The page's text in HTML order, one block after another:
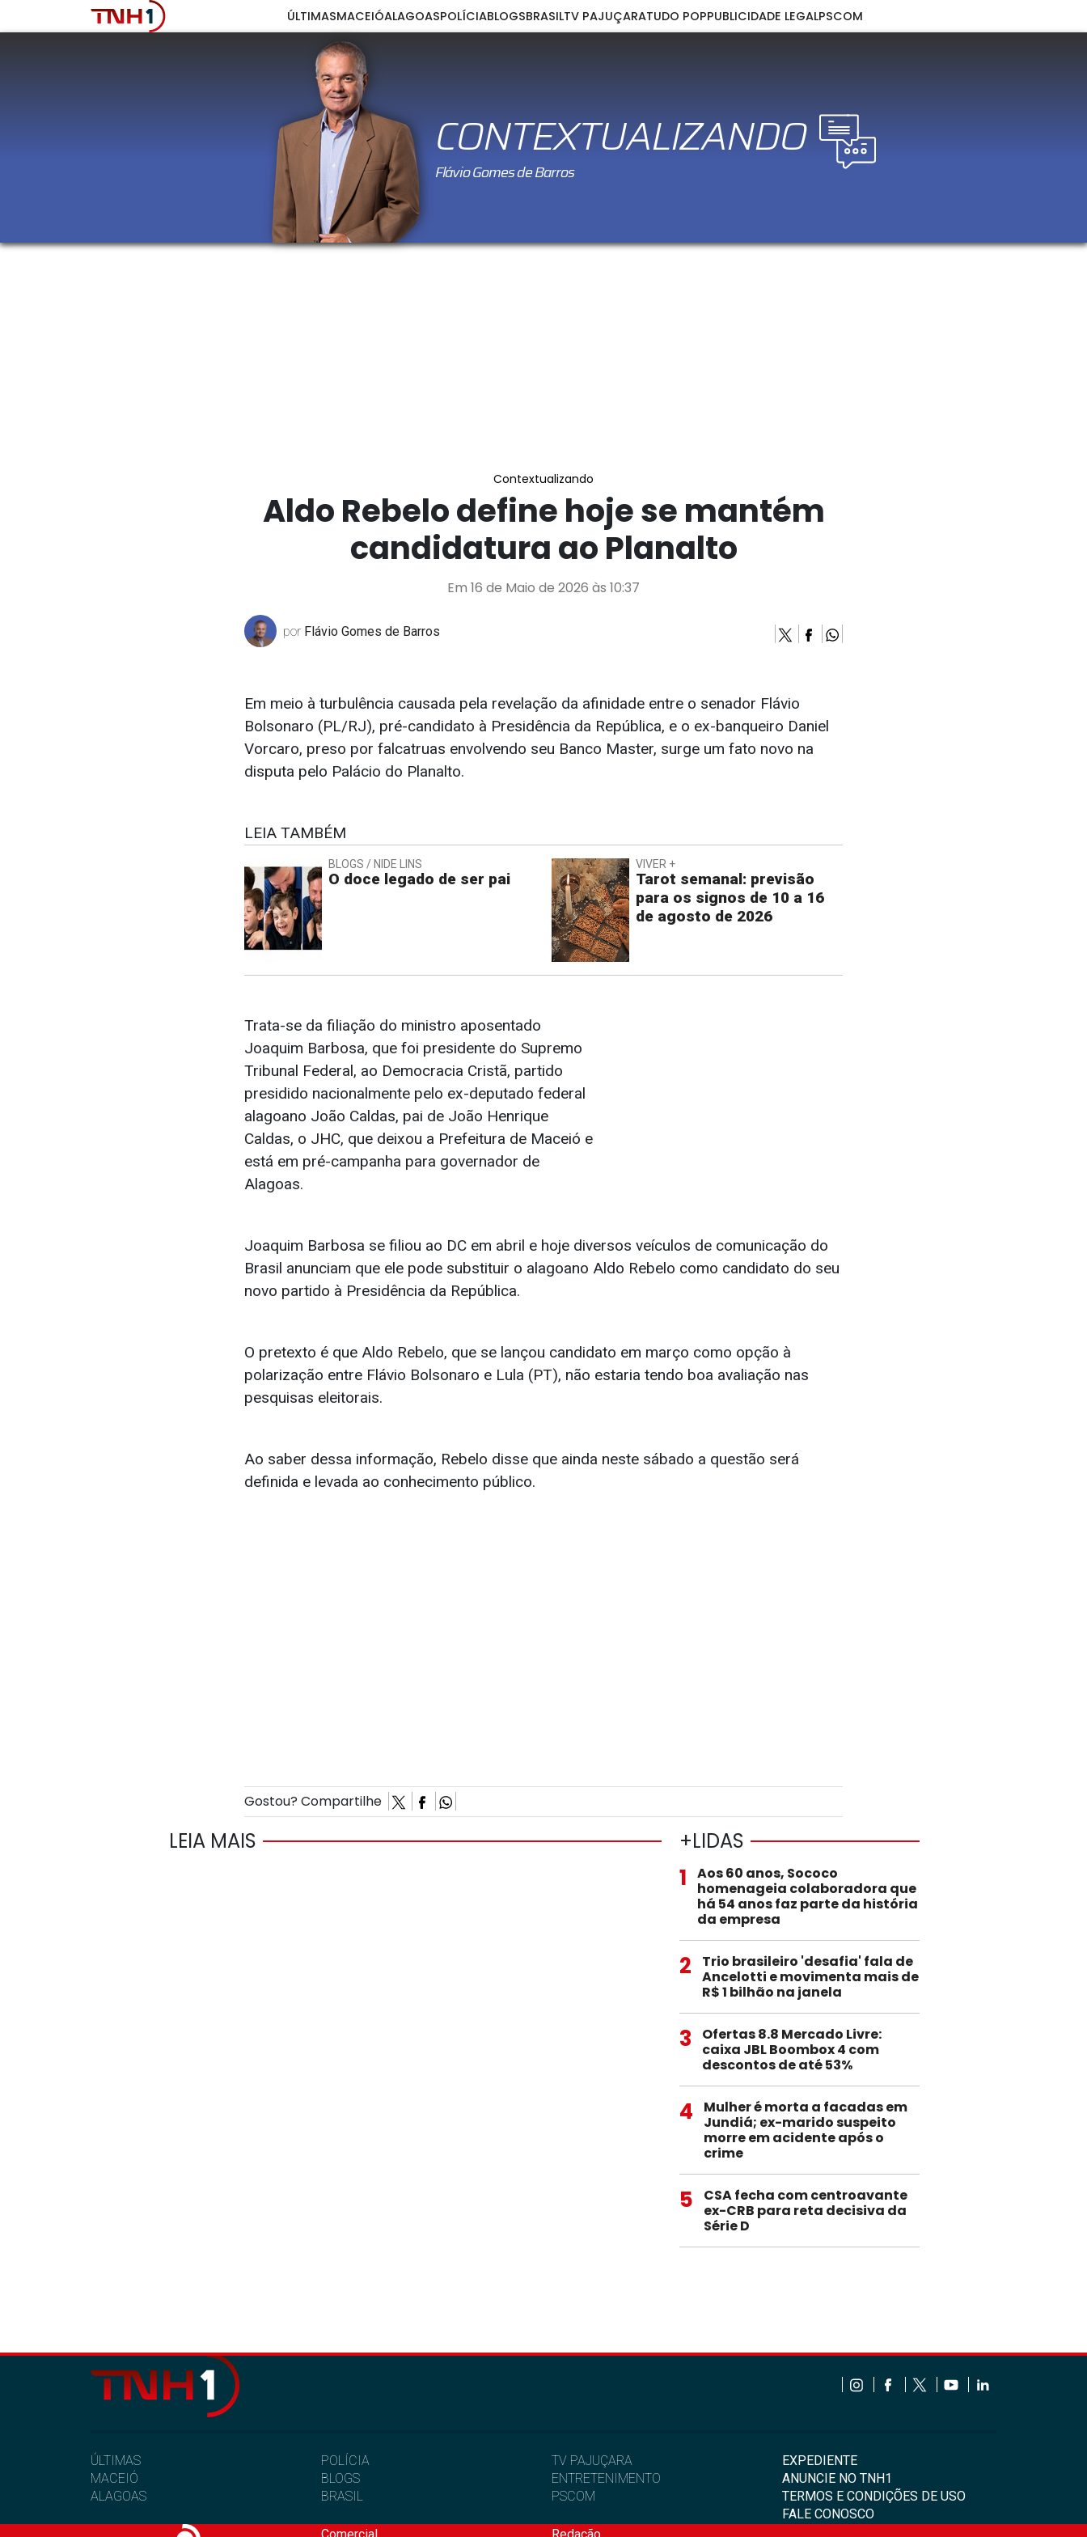
ÚLTIMASMACEIÓALAGOASPOLÍCIABLOGSBRASILTV PAJUÇARATUDO POPPUBLICIDADE LEGALPSCOM
CONTEXTUALIZANDO
Contextualizando
Aldo Rebelo define hoje se mantém
candidatura ao Planalto
Em 16 de Maio de 2026 às 10:37
por Flávio Gomes de Barros
Em meio à turbulência causada pela revelação da afinidade entre o senador Flávio
Bolsonaro (PL/RJ), pré-candidato à Presidência da República, e o ex-banqueiro Daniel
Vorcaro, preso por falcatruas envolvendo seu Banco Master, surge um fato novo na
disputa pelo Palácio do Planalto.
LEIA TAMBÉM
BLOGS / NIDE LINS
O doce legado de ser pai
VIVER +
Tarot semanal: previsão
para os signos de 10 a 16
de agosto de 2026
Trata-se da filiação do ministro aposentado
Joaquim Barbosa, que foi presidente do Supremo
Tribunal Federal, ao Democracia Cristã, partido
presidido nacionalmente pelo ex-deputado federal
alagoano João Caldas, pai de João Henrique
Caldas, o JHC, que deixou a Prefeitura de Maceió e
está em pré-campanha para governador de
Alagoas.
Joaquim Barbosa se filiou ao DC em abril e hoje diversos veículos de comunicação do
Brasil anunciam que ele pode substituir o alagoano Aldo Rebelo como candidato do seu
novo partido à Presidência da República.
O pretexto é que Aldo Rebelo, que se lançou candidato em março como opção à
polarização entre Flávio Bolsonaro e Lula (PT), não estaria tendo boa avaliação nas
pesquisas eleitorais.
Ao saber dessa informação, Rebelo disse que ainda neste sábado a questão será
definida e levada ao conhecimento público.
Gostou? Compartilhe
LEIA MAIS +LIDAS
1
Aos 60 anos, Sococo
homenageia colaboradora que
há 54 anos faz parte da história
da empresa
2
Trio brasileiro 'desafia' fala de
Ancelotti e movimenta mais de
R$ 1 bilhão na janela
3
Ofertas 8.8 Mercado Livre:
caixa JBL Boombox 4 com
descontos de até 53%
4
Mulher é morta a facadas em
Jundiá; ex-marido suspeito
morre em acidente após o
crime
5
CSA fecha com centroavante
ex-CRB para reta decisiva da
Série D
ÚLTIMAS
MACEIÓ
ALAGOAS
POLÍCIA
BLOGS
BRASIL
TV PAJUÇARA
ENTRETENIMENTO
PSCOM
EXPEDIENTE
ANUNCIE NO TNH1
TERMOS E CONDIÇÕES DE USO
FALE CONOSCO